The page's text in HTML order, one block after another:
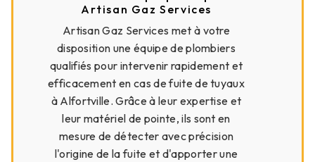
Artisan Gaz Services
Artisan Gaz Services met à votre
disposition une équipe de plombiers
qualifiés pour intervenir rapidement et
efficacement en cas de fuite de tuyaux
à Alfortville. Grâce à leur expertise et
leur matériel de pointe, ils sont en
mesure de détecter avec précision
l'origine de la fuite et d'apporter une